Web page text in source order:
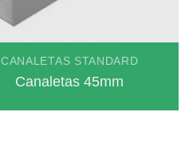
CANALETAS STANDARD
Canaletas 45mm